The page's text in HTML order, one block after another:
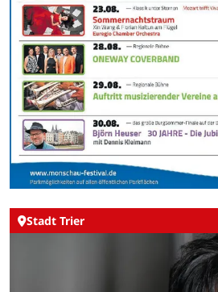
Stadt Trier